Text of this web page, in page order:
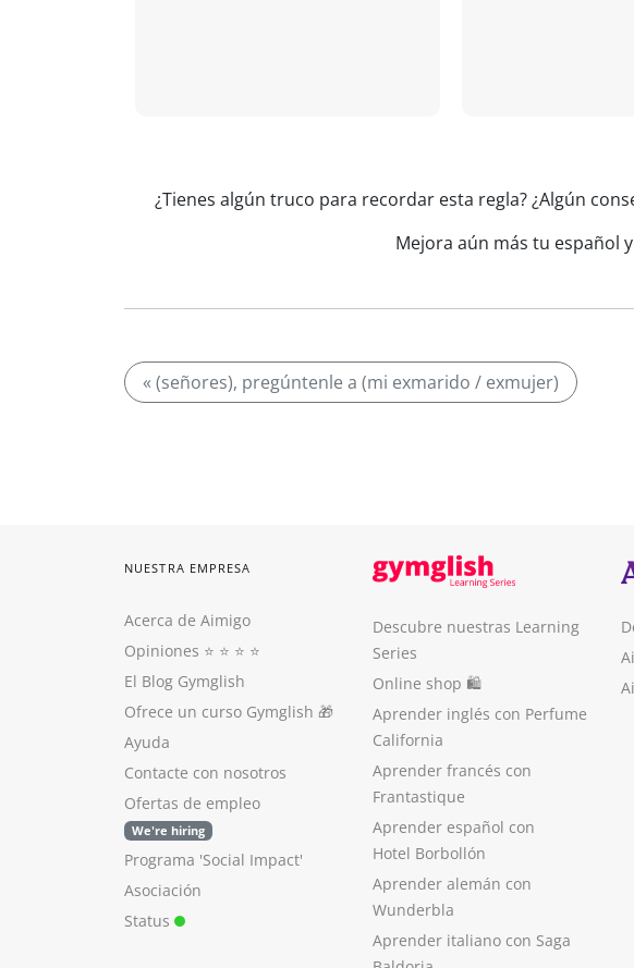
¿Tienes algún truco para recordar esta regla? ¿Algún
Mejora aún más tu español
« (señores), pregúntenle a (mi exmarido / exmujer)
NUESTRA EMPRESA
Acerca de Aimigo
Opiniones ⭐️ ⭐️ ⭐️ ⭐️
El Blog Gymglish
Ofrece un curso Gymglish 🎁
Ayuda
Contacte con nosotros
Ofertas de empleo
We're hiring
Programa 'Social Impact'
Asociación
Status
Descubre nuestras Learning
Series
Online shop 🛍
Aprender inglés con Perfume
California
Aprender francés con
Frantastique
Aprender español con
Hotel Borbollón
Aprender alemán con
Wunderbla
Aprender italiano con Saga